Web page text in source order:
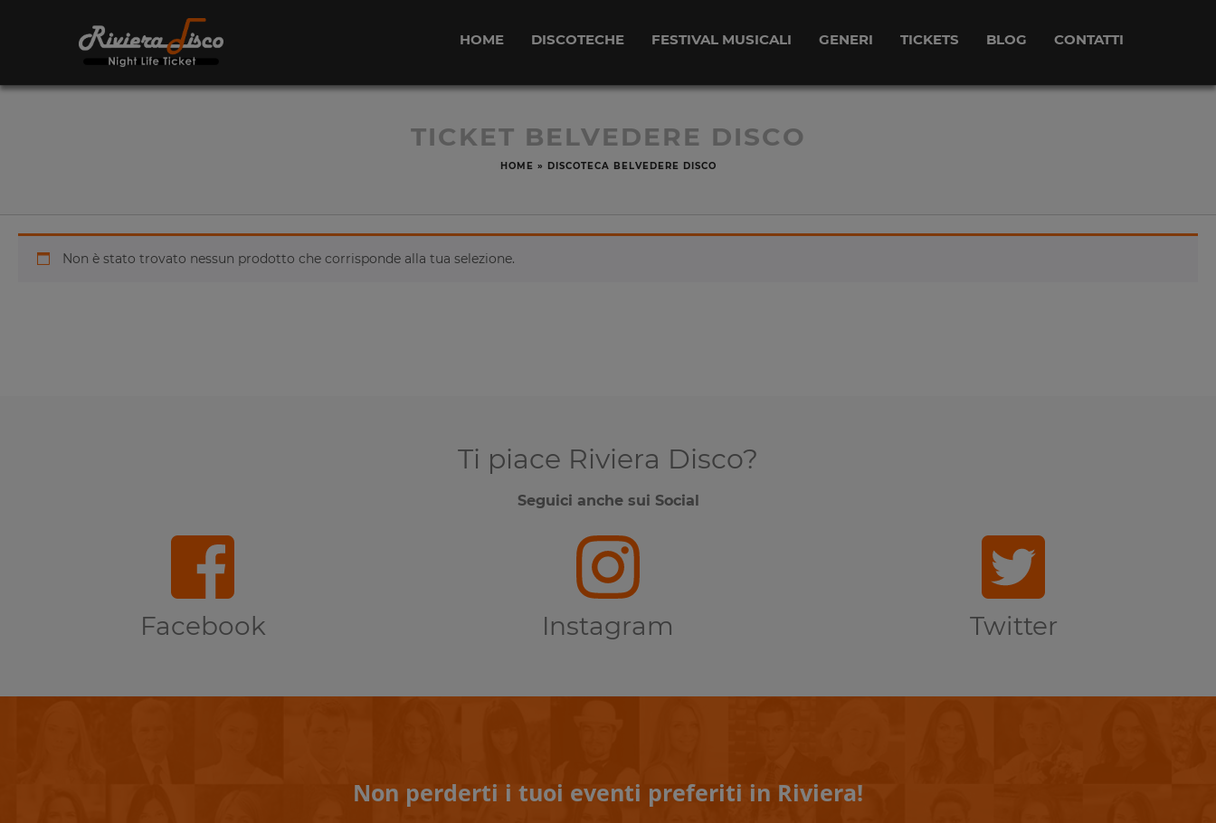
HOME DISCOTECHE FESTIVAL MUSICALI GENERI TICKETS BLOG CONTATTI
TICKET BELVEDERE DISCO
HOME » DISCOTECA BELVEDERE DISCO
Non è stato trovato nessun prodotto che corrisponde alla tua selezione.
Ti piace Riviera Disco?
Seguici anche sui Social
Facebook Instagram Twitter
Non perderti i tuoi eventi preferiti in Riviera!